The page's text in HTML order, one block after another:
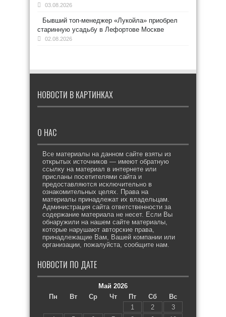
03.08.2026
Бывший топ-менеджер «Лукойла» приобрел
старинную усадьбу в Лефортове Москве
02.08.2026
НОВОСТИ В КАРТИНКАХ
О НАС
Все материалы на данном сайте взяты из
открытых источников — имеют обратную
ссылку на материал в интернете или
присланы посетителями сайта и
предоставляются исключительно в
ознакомительных целях. Права на
материалы принадлежат их владельцам.
Администрация сайта ответственности за
содержание материала не несет. Если Вы
обнаружили на нашем сайте материалы,
которые нарушают авторские права,
принадлежащие Вам, Вашей компании или
организации, пожалуйста, сообщите нам.
НОВОСТИ ПО ДАТЕ
Май 2026
Пн
Вт Ср Чт Пт Сб
Вс
1
2
3